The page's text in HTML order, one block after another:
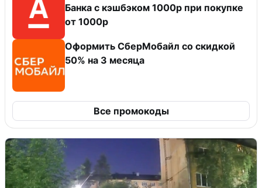
Банка с кэшбэком 1000р при покупке
от 1000р
Оформить СберМобайл со скидкой
50% на 3 месяца
Все промокоды